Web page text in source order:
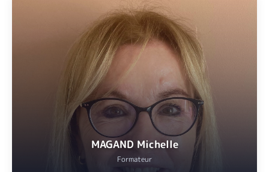
Katia LORMANT: monitrice agréée par la Fédération Française de
Bridge
VOIR
MAGAND Michelle
Formateur